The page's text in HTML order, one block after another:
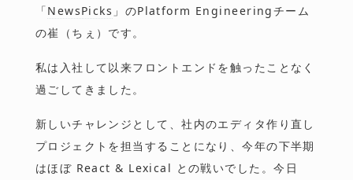
「NewsPicks 」のPlatform Engineeringチーム
の崔（ちぇ）です。
私は入社して以来フロントエンドを触ったことなく
過ごしてきました。
新しいチャレンジとして、社内のエディタ作り直し
プロジェクトを担当することになり、今年の下半期
はほぼ React & Lexical との戦いでした。今日